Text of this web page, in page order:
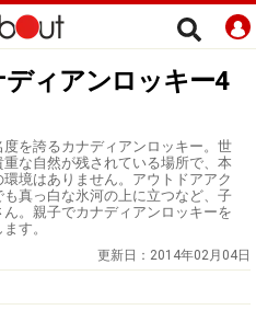
ィアンロッキー4
を誇るカナディアンロッキー。世
な自然が残されている場所で、本
境はありません。アウトドアアク
真っ白な氷河の上に立つなど、子
。親子でカナディアンロッキーを
す。
更新日： 2014年02月04日